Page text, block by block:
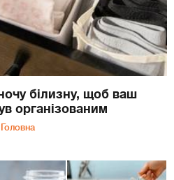
білизну, щоб ваш
організованим
Головна